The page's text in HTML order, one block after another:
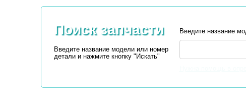
Поиск запчасти
Введите название модели или номер
детали и нажмите кнопку "Искать"
Введите название